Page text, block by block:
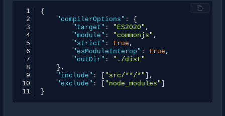
1
{
2
"compilerOptions" :
{
3
"target" : "ES2020" ,
4
"module" : "commonjs" ,
5
"strict" : true ,
6
"esModuleInterop" : true ,
7
"outDir" :
"./dist"
8
},
9
"include" : "src/**/*"
],
10
"exclude" : "node_modules"
11
}